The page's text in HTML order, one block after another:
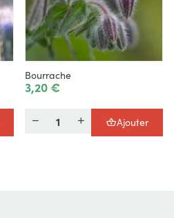
Bourrache
3,20 €
Ajouter